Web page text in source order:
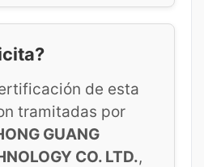
de esta
tramitadas por
GUANG
CO. LTD.,